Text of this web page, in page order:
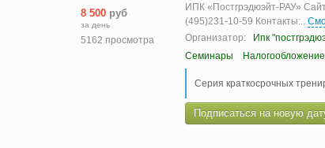
8 500 руб
за день
5162 просмотра
ИПК «Постгрэдюэйт-РАУ»
(495)231-10-59 Контакты:
Организатор:
Ипк
Семинары
Серия краткосрочных
Подписаться на новую